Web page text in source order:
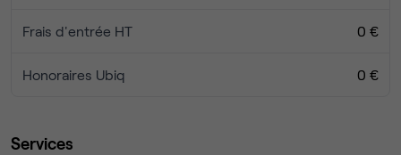
Frais d'entrée HT 0 €
Honoraires Ubiq 0 €
Services